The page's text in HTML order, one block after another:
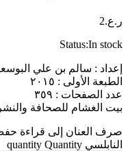
ر.ع.2
Status:In stock
إعداد : سالم بن علي
الطبعة الأولى : ٢٠١٥
عدد الصفحات : ٣٥٩
بيت الغشام للصحافة
صرف العنان إلى قراءة
النابلسي quantity Quantity